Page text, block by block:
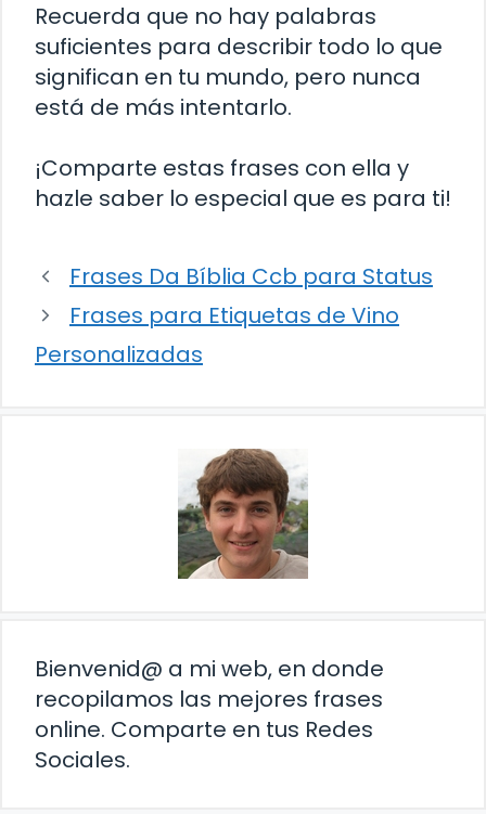
Recuerda que no hay palabras
suficientes para describir todo lo que
significan en tu mundo, pero nunca
está de más intentarlo.
¡Comparte estas frases con ella y
hazle saber lo especial que es para ti!
Frases Da Bíblia Ccb para Status
Frases para Etiquetas de Vino
Personalizadas
Bienvenid@ a mi web, en donde
recopilamos las mejores frases
online. Comparte en tus Redes
Sociales.